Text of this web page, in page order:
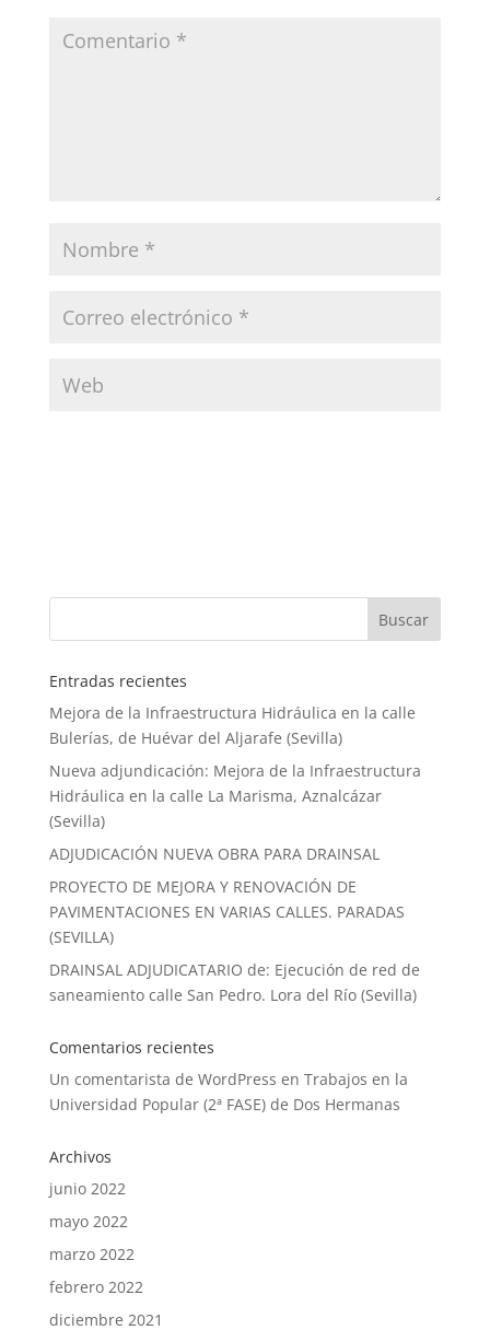
Entradas recientes
Mejora de la Infraestructura Hidráulica en la calle
Bulerías, de Huévar del Aljarafe (Sevilla)
Nueva adjundicación: Mejora de la Infraestructura
Hidráulica en la calle La Marisma, Aznalcázar
(Sevilla)
ADJUDICACIÓN NUEVA OBRA PARA DRAINSAL
PROYECTO DE MEJORA Y RENOVACIÓN DE
PAVIMENTACIONES EN VARIAS CALLES. PARADAS
(SEVILLA)
DRAINSAL ADJUDICATARIO de: Ejecución de red de
saneamiento calle San Pedro. Lora del Río (Sevilla)
Comentarios recientes
Un comentarista de WordPress en Trabajos en la
Universidad Popular (2ª FASE) de Dos Hermanas
Archivos
junio 2022
mayo 2022
marzo 2022
febrero 2022
diciembre 2021